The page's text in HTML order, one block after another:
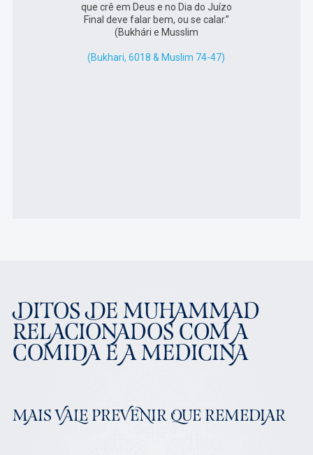
que crê em Deus e no Dia do Juízo
Final deve falar bem, ou se calar.”
(Bukhári e Musslim
(Bukhari, 6018 & Muslim 74-47)
DITOS DE MUHAMMAD
RELACIONADOS COM A
COMIDA E A MEDICINA
MAIS VALE PREVENIR QUE REMEDIAR